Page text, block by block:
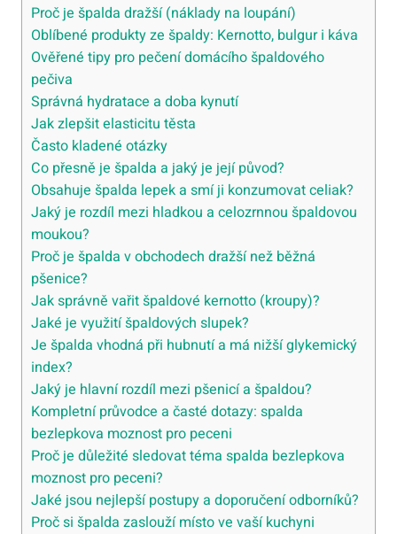
Proč je špalda dražší (náklady na loupání)
Oblíbené produkty ze špaldy: Kernotto, bulgur i káva
Ověřené tipy pro pečení domácího špaldového
pečiva
Správná hydratace a doba kynutí
Jak zlepšit elasticitu těsta
Často kladené otázky
Co přesně je špalda a jaký je její původ?
Obsahuje špalda lepek a smí ji konzumovat celiak?
Jaký je rozdíl mezi hladkou a celozrnnou špaldovou
moukou?
Proč je špalda v obchodech dražší než běžná
pšenice?
Jak správně vařit špaldové kernotto (kroupy)?
Jaké je využití špaldových slupek?
Je špalda vhodná při hubnutí a má nižší glykemický
index?
Jaký je hlavní rozdíl mezi pšenicí a špaldou?
Kompletní průvodce a časté dotazy: spalda
bezlepkova moznost pro peceni
Proč je důležité sledovat téma spalda bezlepkova
moznost pro peceni?
Jaké jsou nejlepší postupy a doporučení odborníků?
Proč si špalda zaslouží místo ve vaší kuchyni